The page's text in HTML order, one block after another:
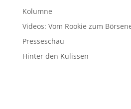
Kolumne
Videos: Vom Rookie zum
Presseschau
Hinter den Kulissen